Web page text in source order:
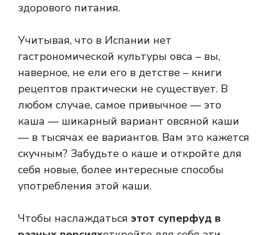
здорового питания.
Учитывая, что в Испании нет
гастрономической культуры овса – вы,
наверное, не ели его в детстве – книги
рецептов практически не существует. В
любом случае, самое привычное — это
каша — шикарный вариант овсяной каши
— в тысячах ее вариантов. Вам это кажется
скучным? Забудьте о каше и откройте для
себя новые, более интересные способы
употребления этой каши.
Чтобы наслаждаться этот суперфуд в